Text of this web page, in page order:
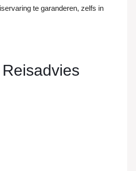
te garanderen, zelfs in